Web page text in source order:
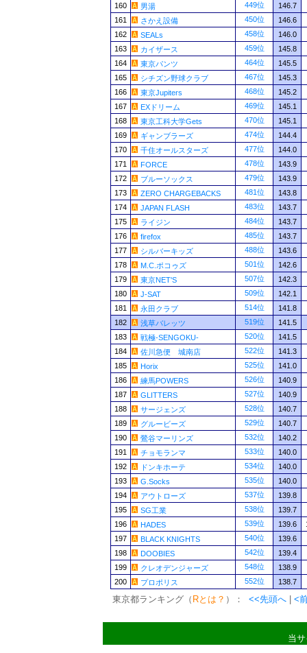
160
男湯 449位
146.7
161
さかえ設備 450位
146.6
162
SEALs 458位
146.0
163
カイザース 459位
145.8
164
東京パンツ 464位
145.5
165
シチズン野球クラブ 467位
145.3
166
東京Jupiters 468位
145.2
167
EXドリーム 469位
145.1
168
東京工科大学Gets 470位
145.1
169
ギャンブラーズ 474位
144.4
170
千住オールスターズ 477位
144.0
171
FORCE 478位
143.9
172
ブルーソックス 479位
143.9
173
ZERO CHARGEBACKS 481位
143.8
174
JAPAN FLASH 483位
143.7
175
ライジン 484位
143.7
176
firefox 485位
143.7
177
シルバーキッズ 488位
143.6
178
M.C.ポコゥズ 501位
142.6
179
東京NET'S 507位
142.3
180
J-SAT 509位
142.1
181
永田クラブ 514位
141.8
182
浅草バレッツ 519位
141.5
183
戦極-SENGOKU- 520位
141.5
184
佐川急便 城南店 522位
141.3
185
Horix 525位
141.0
186
練馬POWERS 526位
140.9
187
GLITTERS 527位
140.9
188
サージェンズ 528位
140.7
189
グルービーズ 529位
140.7
190
鶯谷マーリンズ 532位
140.2
191
チョモランマ 533位
140.0
192
ドンキホーテ 534位
140.0
193
G.Socks 535位
140.0
194
アウトローズ 537位
139.8
195
SG工業 538位
139.7
196
HADES 539位 139.6
197
BLACK KNIGHTS 540位
139.6
198
DOOBIES 542位
139.4
199
クレオデンジャーズ 548位
138.9
200
プロポリス 552位 138.7
東京都ランキング（ Rとは？ ）： <<先頭へ <
当